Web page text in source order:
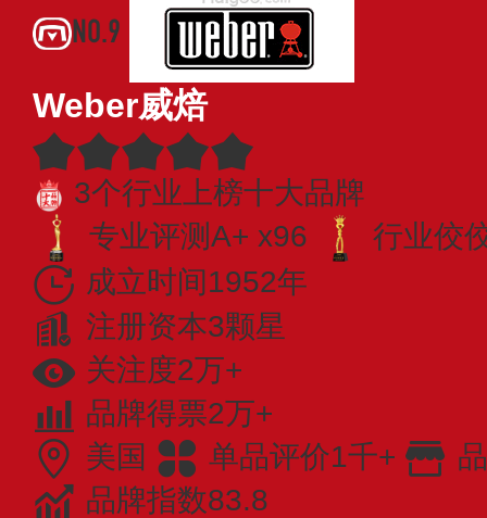
NO.9
Weber威焙
3个行业上榜十大品牌
专业评测A+ x96
行业佼
成立时间1952年
注册资本3颗星
关注度2万+
品牌得票2万+
美国
单品评价1千+
品牌指数83.8